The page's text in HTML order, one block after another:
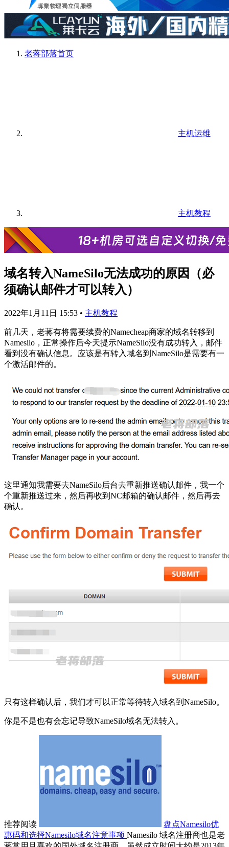
老蒋部落首页
主机运维
主机教程
域名转入NameSilo无法成功的原因（必
须确认邮件才可以转入）
2022年1月11日 15:53 • 主机教程
前几天，老蒋有将需要续费的Namecheap商家的域名转移到
Namesilo，正常操作后今天提示NameSilo没有成功转入，邮件
看到没有确认信息。应该是有转入域名到NameSilo是需要有一
个激活邮件的。
这里通知我需要去NameSilo后台去重新推送确认邮件，我一个
个重新推送过来，然后再收到NC邮箱的确认邮件，然后再去
确认。
只有这样确认后，我们才可以正常等待转入域名到NameSilo。
你是不是也有会忘记导致NameSilo域名无法转入。
推荐阅读
盘点Namesilo优
惠码和选择Namesilo域名注意事项 Namesilo 域名注册商也是老